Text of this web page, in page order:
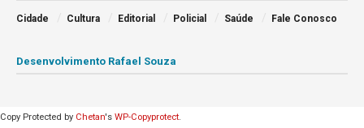
Cidade Cultura Editorial Policial Saúde Fale Conosco
Desenvolvimento Rafael Souza
Copy Protected by Chetan's WP-Copyprotect.